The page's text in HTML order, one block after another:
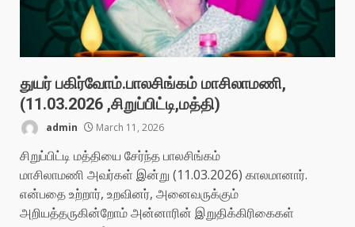
துயர் பகிர்வோம்.பாலசிங்கம் மாசிலாமணி,
(11.03.2026 ,சிறுப்பிட்டி,மத்தி)
admin March 11, 2026
சிறுப்பிட்டி மத்தியை சேர்ந்த பாலசிங்கம்
மாசிலாமணி அவர்கள் இன்று (11.03.2026) காலமானார்.
என்பதை உற்றார், உறவினர், அனைவருக்கும்
அறியத்தருகின்றோம் அன்னாரின் இறுதிக்கிரிகைகள்